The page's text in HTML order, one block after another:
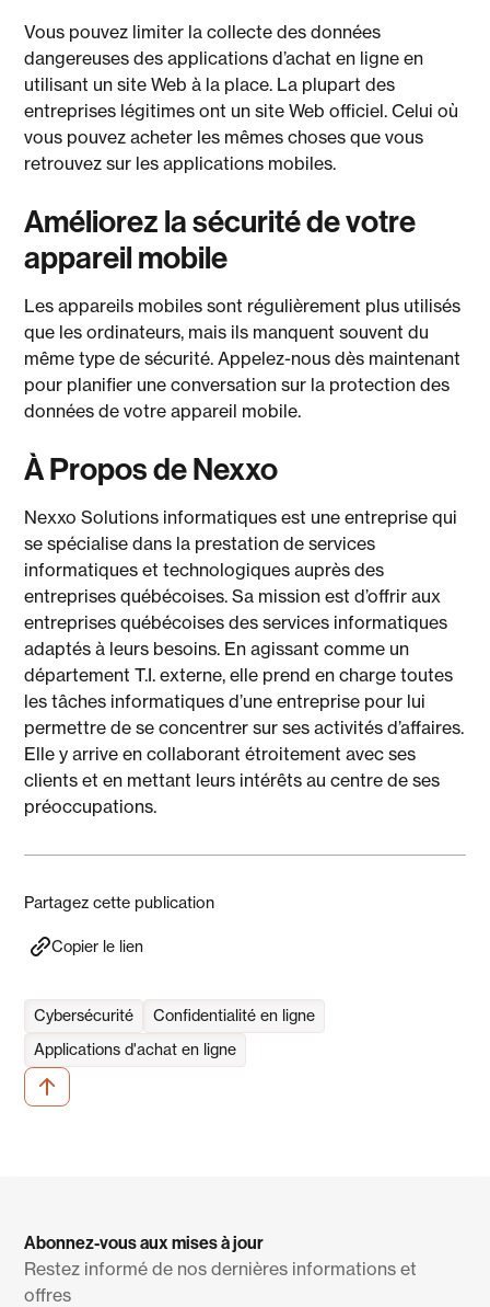
Vous pouvez limiter la collecte des données
dangereuses des applications d’achat en ligne en
utilisant un site Web à la place. La plupart des
entreprises légitimes ont un site Web officiel. Celui où
vous pouvez acheter les mêmes choses que vous
retrouvez sur les applications mobiles.
Améliorez la sécurité de votre
appareil mobile
Les appareils mobiles sont régulièrement plus utilisés
que les ordinateurs, mais ils manquent souvent du
même type de sécurité. Appelez-nous dès maintenant
pour planifier une conversation sur la protection des
données de votre appareil mobile.
À Propos de Nexxo
Nexxo Solutions informatiques est une entreprise qui
se spécialise dans la prestation de services
informatiques et technologiques auprès des
entreprises québécoises. Sa mission est d’offrir aux
entreprises québécoises des services informatiques
adaptés à leurs besoins. En agissant comme un
département T.I. externe, elle prend en charge toutes
les tâches informatiques d’une entreprise pour lui
permettre de se concentrer sur ses activités d’affaires.
Elle y arrive en collaborant étroitement avec ses
clients et en mettant leurs intérêts au centre de ses
préoccupations.
Partagez cette publication
Copier le lien
Cybersécurité
Confidentialité en ligne
Applications d'achat en ligne
Abonnez-vous aux mises à jour
Restez informé de nos dernières informations et
offres